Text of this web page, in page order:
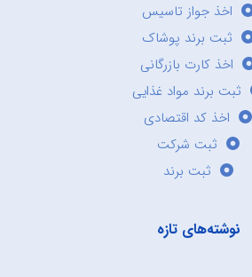
اخذ جواز تاسیس
ثبت برند پوشاک
اخذ کارت بازرگانی
ثبت برند مواد غذایی
اخذ کد اقتصادی
ثبت شرکت
ثبت برند
نوشته‌های تازه